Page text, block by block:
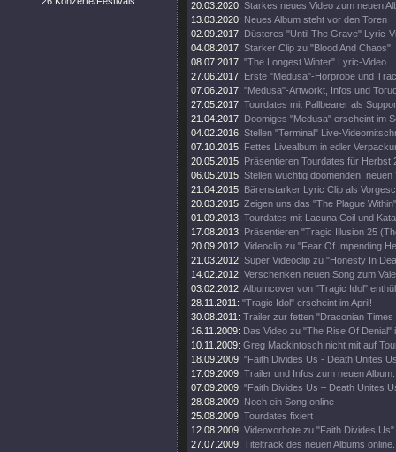
20.03.2020: Starkes neues Video zum neuen
13.03.2020: Neues Album steht vor den Toren
02.09.2017: Düsteres "Until The Grave" Lyric-
04.08.2017: Starker Clip zu "Blood And Chaos"
08.07.2017: "The Longest Winter" Lyric-Video.
27.06.2017: Erste "Medusa"-Hörprobe und
07.06.2017: "Medusa"-Artworkt, Infos und
27.05.2017: Tourdates mit Pallbearer als
21.04.2017: Doomiges "Medusa" erscheint im
04.02.2016: Stellen "Terminal" Live-
07.10.2015: Fettes Livealbum in edler
20.05.2015: Präsentieren Tourdates für Herbst
06.05.2015: Stellen wuchtig doomenden, neuen
21.04.2015: Bärenstarker Lyric Clip als
20.03.2015: Zeigen uns das "The Plague
01.09.2013: Tourdates mit Lacuna Coil und
17.08.2013: Präsentieren "Tragic Illusion 25
20.09.2012: Videoclip zu "Fear Of Impending
21.03.2012: Super Videoclip zu "Honesty In
14.02.2012: Verschenken neuen Song zum
03.02.2012: Albumcover von "Tragic Idol"
28.11.2011: "Tragic Idol" erscheint im April!
30.08.2011: Trailer zur fetten "Draconian Times
16.11.2009: Das Video zu "The Rise Of Denial"
10.11.2009: Greg Mackintosch nicht mit auf
18.09.2009: "Faith Divides Us - Death Unites
17.09.2009: Trailer und Infos zum neuen Album.
07.09.2009: "Faith Divides Us – Death Unites
28.08.2009: Noch ein Song online
25.08.2009: Tourdates fixiert
12.08.2009: Videovorbote zu "Faith Divides Us".
27.07.2009: Titeltrack des neuen Albums online.